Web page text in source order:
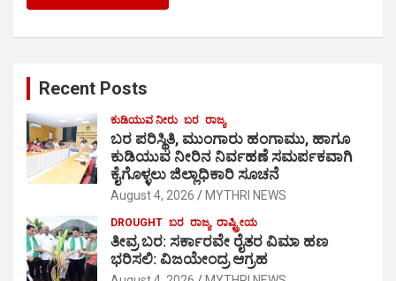
Recent Posts
ಕುಡಿಯುವ ನೀರು ಬರ ರಾಜ್ಯ
ಬರ ಪರಿಸ್ಥಿತಿ, ಮುಂಗಾರು ಹಂಗಾಮು, ಹಾಗೂ
ಕುಡಿಯುವ ನೀರಿನ ನಿರ್ವಹಣೆ ಸಮರ್ಪಕವಾಗಿ
ಕೈಗೊಳ್ಳಲು ಜಿಲ್ಲಾಧಿಕಾರಿ ಸೂಚನೆ
August 4, 2026 MYTHRI NEWS
DROUGHT ಬರ ರಾಜ್ಯ ರಾಷ್ಟ್ರೀಯ
ತೀವ್ರ ಬರ: ಸರ್ಕಾರವೇ ರೈತರ ವಿಮಾ ಹಣ
ಭರಿಸಲಿ: ವಿಜಯೇಂದ್ರ ಆಗ್ರಹ